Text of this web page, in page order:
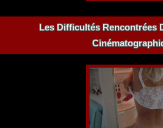
Les Difficultés Rencontrées